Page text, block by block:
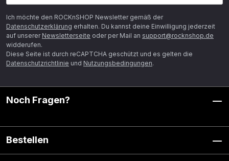
Ich möchte den ROCKnSHOP Newsletter gemäß der
Datenschutzerklärung erhalten. Du kannst deine Einwilligung jederzeit
auf unserer Newsletterseite oder per Mail an support@rocknshop.de
widderufen.
Diese Seite ist durch reCAPTCHA geschützt und es gelten die
Datenschutzrichtlinie und Nutzungsbedingungen.
Noch Fragen?
Bestellen